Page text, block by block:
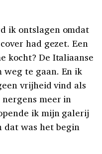
ik ontslagen omdat
had gezet. Een
kocht? De Italiaanse
weg te gaan. En ik
vrijheid vind als
meer in
ik mijn galerij
dat was het begin